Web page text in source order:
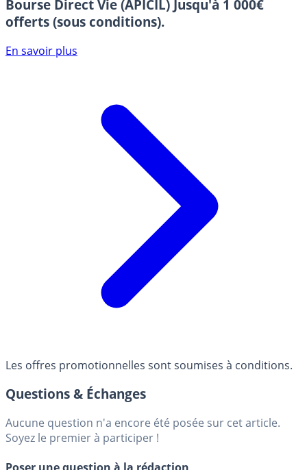
Bourse Direct Vie (APICIL) Jusqu'à 1 000€
offerts (sous conditions).
En savoir plus
Les offres promotionnelles sont soumises à conditions.
Questions & Échanges
Aucune question n'a encore été posée sur cet article.
Soyez le premier à participer !